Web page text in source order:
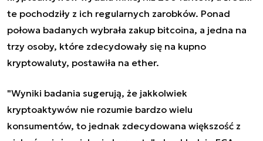
te pochodziły z ich regularnych zarobków. Ponad
połowa badanych wybrała zakup bitcoina, a jedna na
trzy osoby, które zdecydowały się na kupno
kryptowaluty, postawiła na ether.
"Wyniki badania sugerują, że jakkolwiek
kryptoaktywów nie rozumie bardzo wielu
konsumentów, to jednak zdecydowana większość z